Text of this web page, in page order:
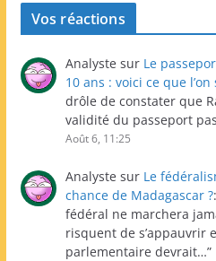
Vos réactions
Analyste sur Le
10 ans : voici ce que l’on
drôle de constater que
validité du passeport
Août 6, 11:25
Analyste sur Le
chance de Madagascar ?
fédéral ne marchera
risquent de s’appauvrir
parlementaire devrait…”